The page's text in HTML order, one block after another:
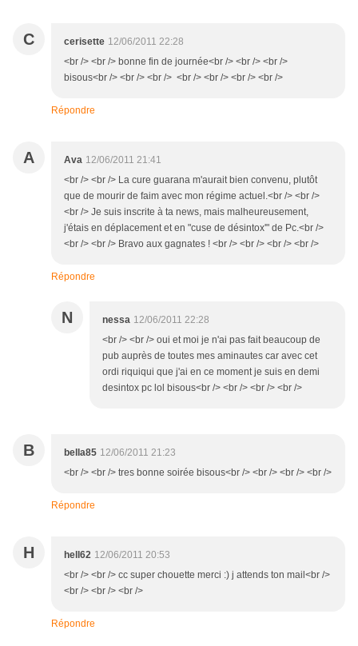
C cerisette 12/06/2011 22:28
<br /> <br /> bonne fin de journée<br /> <br /> <br />
bisous<br /> <br /> <br /> <br /> <br /> <br /> <br />
Répondre
A Ava 12/06/2011 21:41
<br /> <br /> La cure guarana m'aurait bien convenu, plutôt
que de mourir de faim avec mon régime actuel.<br /> <br />
<br /> Je suis inscrite à ta news, mais malheureusement,
j'étais en déplacement et en "cuse de désintox'" de Pc.<br />
<br /> <br /> Bravo aux gagnates ! <br /> <br /> <br /> <br />
Répondre
N nessa 12/06/2011 22:28
<br /> <br /> oui et moi je n'ai pas fait beaucoup de
pub auprès de toutes mes aminautes car avec cet
ordi riquiqui que j'ai en ce moment je suis en demi
desintox pc lol bisous<br /> <br /> <br /> <br />
B bella85 12/06/2011 21:23
<br /> <br /> tres bonne soirée bisous<br /> <br /> <br /> <br />
Répondre
H hell62 12/06/2011 20:53
<br /> <br /> cc super chouette merci :) j attends ton mail<br />
<br /> <br /> <br />
Répondre